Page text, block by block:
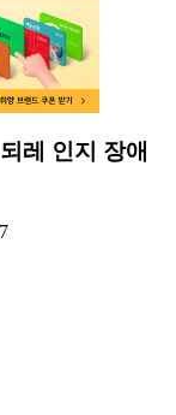
레 인지 장애